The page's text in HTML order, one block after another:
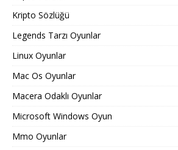
Kripto Sözlüğü
Legends Tarzı Oyunlar
Linux Oyunlar
Mac Os Oyunlar
Macera Odaklı Oyunlar
Microsoft Windows Oyun
Mmo Oyunlar